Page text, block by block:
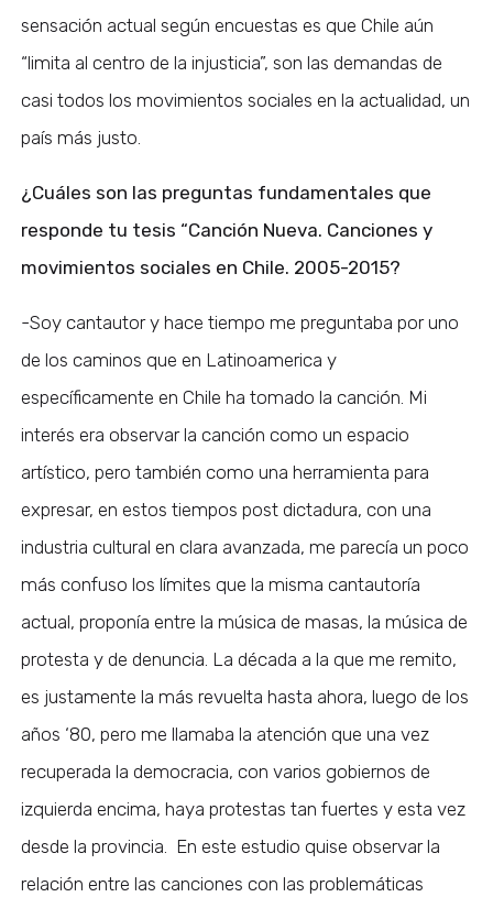
sensación actual según encuestas es que Chile aún
“limita al centro de la injusticia”, son las demandas de
casi todos los movimientos sociales en la actualidad, un
país más justo.
¿Cuáles son las preguntas fundamentales que
responde tu tesis “Canción Nueva. Canciones y
movimientos sociales en Chile. 2005-2015?
-Soy cantautor y hace tiempo me preguntaba por uno
de los caminos que en Latinoamerica y
específicamente en Chile ha tomado la canción. Mi
interés era observar la canción como un espacio
artístico, pero también como una herramienta para
expresar, en estos tiempos post dictadura, con una
industria cultural en clara avanzada, me parecía un poco
más confuso los límites que la misma cantautoría
actual, proponía entre la música de masas, la música de
protesta y de denuncia. La década a la que me remito,
es justamente la más revuelta hasta ahora, luego de los
años ‘80, pero me llamaba la atención que una vez
recuperada la democracia, con varios gobiernos de
izquierda encima, haya protestas tan fuertes y esta vez
desde la provincia. En este estudio quise observar la
relación entre las canciones con las problemáticas